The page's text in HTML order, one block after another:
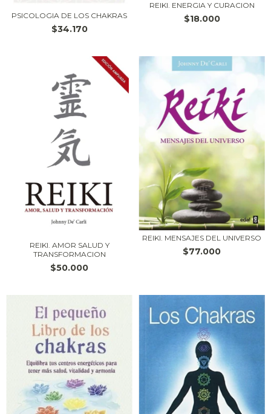
PSICOLOGIA DE LOS CHAKRAS
$34.170
REIKI. ENERGIA Y CURACION
$18.000
REIKI. AMOR SALUD Y
TRANSFORMACION
$50.000
REIKI. MENSAJES DEL UNIVERSO
$77.000